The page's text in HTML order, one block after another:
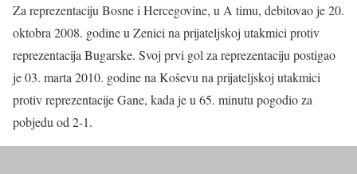
Za reprezentaciju Bosne i Hercegovine, u A timu, debitovao je 20.
oktobra 2008. godine u Zenici na prijateljskoj utakmici protiv
reprezentacija Bugarske. Svoj prvi gol za reprezentaciju postigao
je 03. marta 2010. godine na Koševu na prijateljskoj utakmici
protiv reprezentacije Gane, kada je u 65. minutu pogodio za
pobjedu od 2-1.